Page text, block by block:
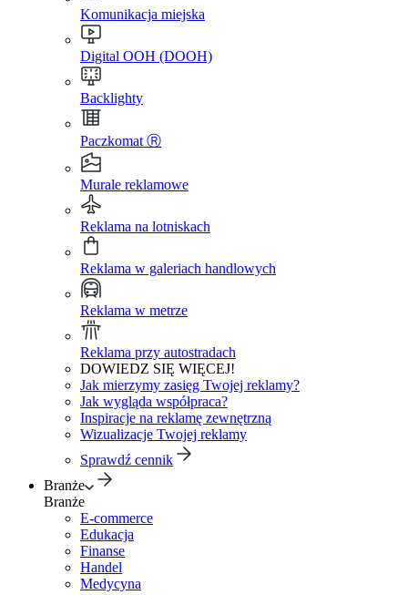
Komunikacja miejska
Digital OOH (DOOH)
Backlighty
Paczkomat Ⓡ
Murale reklamowe
Reklama na lotniskach
Reklama w galeriach handlowych
Reklama w metrze
Reklama przy autostradach
DOWIEDZ SIĘ WIĘCEJ!
Jak mierzymy zasięg Twojej reklamy?
Jak wygląda współpraca?
Inspiracje na reklamę zewnętrzną
Wizualizacje Twojej reklamy
Sprawdź cennik
Branże
Branże
E-commerce
Edukacja
Finanse
Handel
Medycyna